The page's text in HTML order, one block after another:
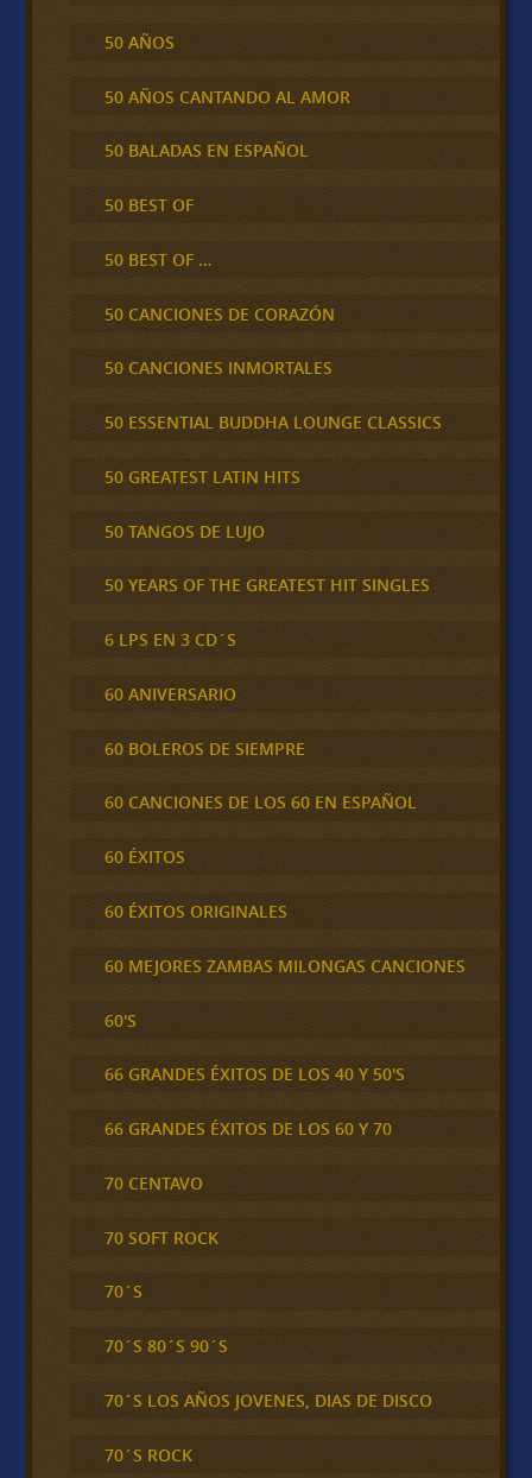
50 AÑOS
50 AÑOS CANTANDO AL AMOR
50 BALADAS EN ESPAÑOL
50 BEST OF
50 BEST OF …
50 CANCIONES DE CORAZÓN
50 CANCIONES INMORTALES
50 ESSENTIAL BUDDHA LOUNGE CLASSICS
50 GREATEST LATIN HITS
50 TANGOS DE LUJO
50 YEARS OF THE GREATEST HIT SINGLES
6 LPS EN 3 CD´S
60 ANIVERSARIO
60 BOLEROS DE SIEMPRE
60 CANCIONES DE LOS 60 EN ESPAÑOL
60 ÉXITOS
60 ÉXITOS ORIGINALES
60 MEJORES ZAMBAS MILONGAS CANCIONES
60'S
66 GRANDES ÉXITOS DE LOS 40 Y 50'S
66 GRANDES ÉXITOS DE LOS 60 Y 70
70 CENTAVO
70 SOFT ROCK
70´S
70´S 80´S 90´S
70´S LOS AÑOS JOVENES, DIAS DE DISCO
70´S ROCK